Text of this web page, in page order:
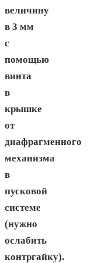
величину
в 3 мм
с
помощью
винта
в
крышке
от
диафрагменного
механизма
в
пусковой
системе
(нужно
ослабить
контргайку).